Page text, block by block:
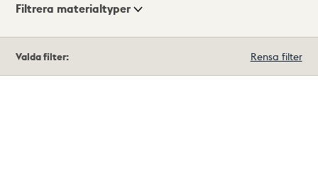
Visningsläge
Filtrera materialtyper
träffar
Valda filter: Rensa filter